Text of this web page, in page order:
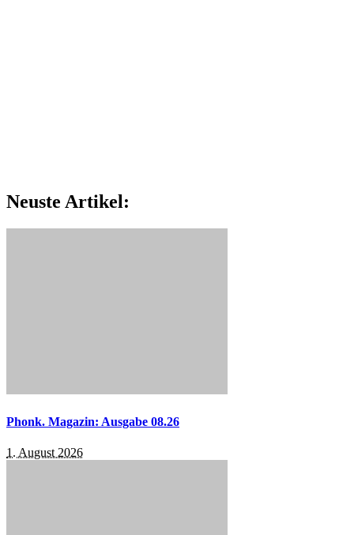
Neuste Artikel:
Phonk. Magazin: Ausgabe 08.26
1. August 2026